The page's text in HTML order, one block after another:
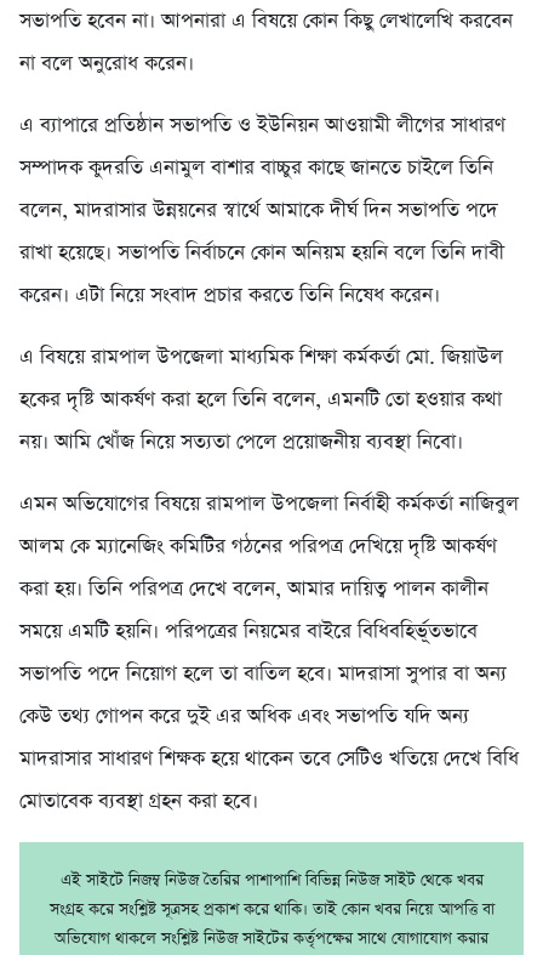
সভাপতি হবেন না। আপনারা এ বিষয়ে কোন কিছু লেখালেখি করবেন
না বলে অনুরোধ করেন।
এ ব্যাপারে প্রতিষ্ঠান সভাপতি ও ইউনিয়ন আওয়ামী লীগের সাধারণ
সম্পাদক কুদরতি এনামুল বাশার বাচ্চুর কাছে জানতে চাইলে তিনি
বলেন, মাদরাসার উন্নয়নের স্বার্থে আমাকে দীর্ঘ দিন সভাপতি পদে
রাখা হয়েছে। সভাপতি নির্বাচনে কোন অনিয়ম হয়নি বলে তিনি দাবী
করেন। এটা নিয়ে সংবাদ প্রচার করতে তিনি নিষেধ করেন।
এ বিষয়ে রামপাল উপজেলা মাধ্যমিক শিক্ষা কর্মকর্তা মো. জিয়াউল
হকের দৃষ্টি আকর্ষণ করা হলে তিনি বলেন, এমনটি তো হওয়ার কথা
নয়। আমি খোঁজ নিয়ে সত্যতা পেলে প্রয়োজনীয় ব্যবস্থা নিবো।
এমন অভিযোগের বিষয়ে রামপাল উপজেলা নির্বাহী কর্মকর্তা নাজিবুল
আলম কে ম্যানেজিং কমিটির গঠনের পরিপত্র দেখিয়ে দৃষ্টি আকর্ষণ
করা হয়। তিনি পরিপত্র দেখে বলেন, আমার দায়িত্ব পালন কালীন
সময়ে এমটি হয়নি। পরিপত্রের নিয়মের বাইরে বিধিবহির্ভূতভাবে
সভাপতি পদে নিয়োগ হলে তা বাতিল হবে। মাদরাসা সুপার বা অন্য
কেউ তথ্য গোপন করে দুই এর অধিক এবং সভাপতি যদি অন্য
মাদরাসার সাধারণ শিক্ষক হয়ে থাকেন তবে সেটিও খতিয়ে দেখে বিধি
মোতাবেক ব্যবস্থা গ্রহন করা হবে।
এই সাইটে নিজম্ব নিউজ তৈরির পাশাপাশি বিভিন্ন নিউজ সাইট থেকে খবর
সংগ্রহ করে সংশ্লিষ্ট সূত্রসহ প্রকাশ করে থাকি। তাই কোন খবর নিয়ে আপত্তি বা
অভিযোগ থাকলে সংশ্লিষ্ট নিউজ সাইটের কর্তৃপক্ষের সাথে যোগাযোগ করার